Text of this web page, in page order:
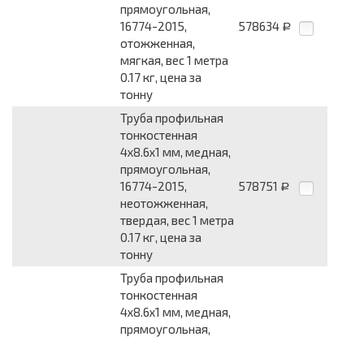
прямоугольная,
16774-2015,
отожженная,
мягкая, вес 1 метра
0.17 кг, цена за
тонну
578634 Р
Труба профильная
тонкостенная
4x8.6x1 мм, медная,
прямоугольная,
16774-2015,
неотожженная,
твердая, вес 1 метра
0.17 кг, цена за
тонну
578751 Р
Труба профильная
тонкостенная
4x8.6x1 мм, медная,
прямоугольная,